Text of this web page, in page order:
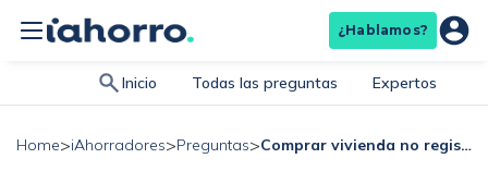
¿Hablamos?
Inicio Todas las preguntas Expertos
Home>iAhorradores>Preguntas> Comprar vivienda no registrada en suelo rústico